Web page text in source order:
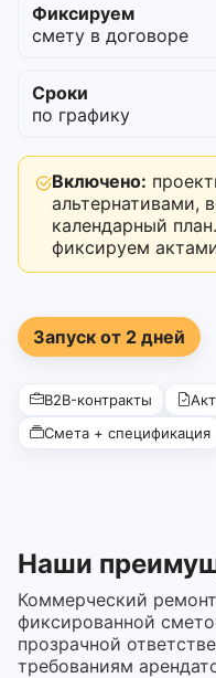
Фиксируем
смету в договоре
Сроки
по графику
Включено:
альтернативами,
календарный план.
фиксируем
Запуск от 2 дней
B2B-контракты
Смета + спецификация
Наши
Коммерческий
фиксированной
прозрачной
требованиям